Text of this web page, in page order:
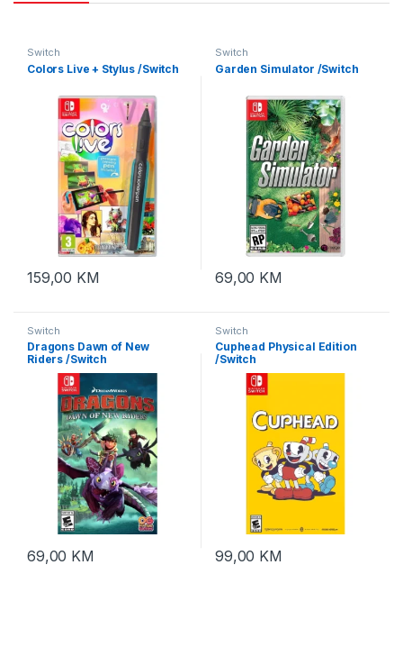
Switch
Colors Live + Stylus /Switch
159,00 KM
Switch
Garden Simulator /Switch
69,00 KM
Switch
Dragons Dawn of New
Riders /Switch
69,00 KM
Switch
Cuphead Physical Edition
/Switch
99,00 KM